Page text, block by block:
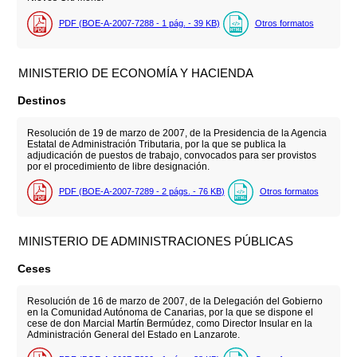
PDF (BOE-A-2007-7288 - 1 pág. - 39 KB) Otros formatos
MINISTERIO DE ECONOMÍA Y HACIENDA
Destinos
Resolución de 19 de marzo de 2007, de la Presidencia de la Agencia
Estatal de Administración Tributaria, por la que se publica la
adjudicación de puestos de trabajo, convocados para ser provistos
por el procedimiento de libre designación.
PDF (BOE-A-2007-7289 - 2 págs. - 76 KB) Otros formatos
MINISTERIO DE ADMINISTRACIONES PÚBLICAS
Ceses
Resolución de 16 de marzo de 2007, de la Delegación del Gobierno
en la Comunidad Autónoma de Canarias, por la que se dispone el
cese de don Marcial Martín Bermúdez, como Director Insular en la
Administración General del Estado en Lanzarote.